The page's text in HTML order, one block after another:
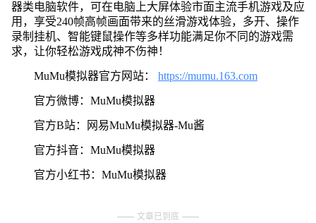
器类电脑软件，可在电脑上大屏体验市面主流手机游戏及应
用，享受240帧高帧画面带来的丝滑游戏体验，多开、操作
录制挂机、智能键鼠操作等多样功能满足你不同的游戏需
求，让你轻松游戏成神不伤神！
MuMu模拟器官方网站： https://mumu.163.com
官方微博：MuMu模拟器
官方B站：网易MuMu模拟器-Mu酱
官方抖音：MuMu模拟器
官方小红书：MuMu模拟器
文章已到底